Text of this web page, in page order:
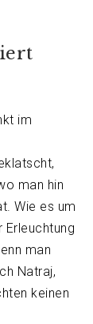
im
man hin
Wie es um
man
Natraj,
keinen